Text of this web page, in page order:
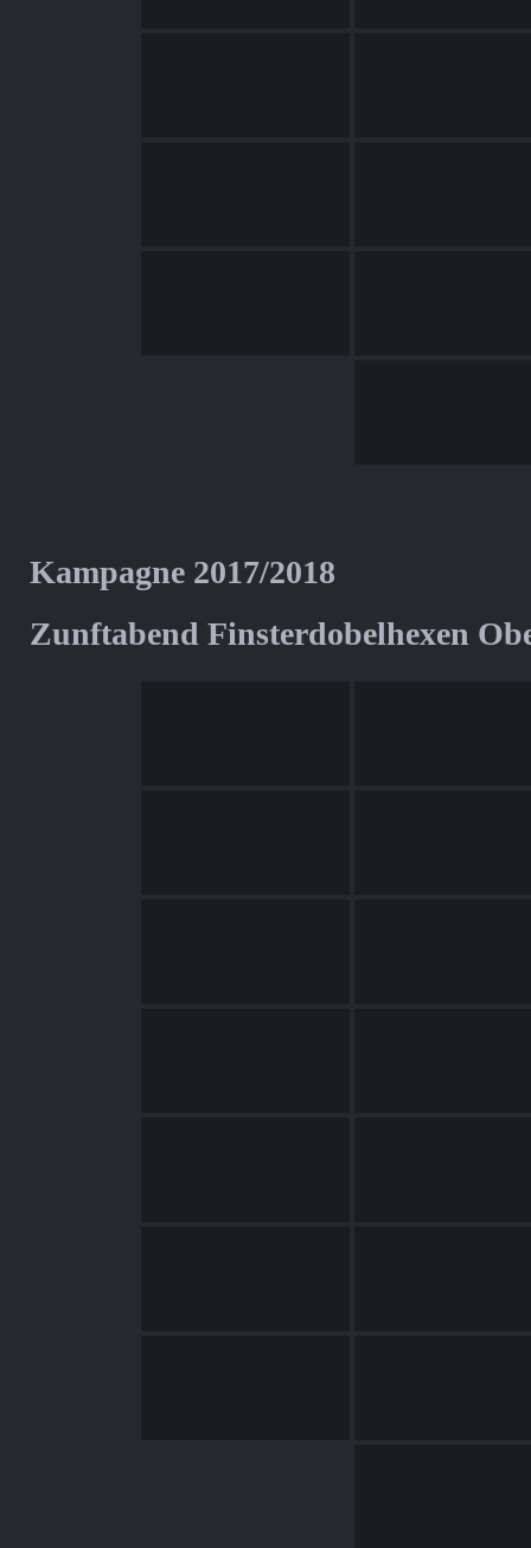
Kampagne 2017/2018
Zunftabend Finsterdobelhexen